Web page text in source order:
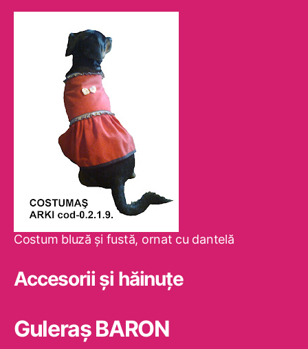
Costum bluză şi fustă, ornat cu dantelă
Accesorii și hăinuțe
Guleraş BARON